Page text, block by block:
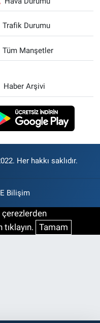
Trafik Durumu
Tüm Manşetler
Haber Arşivi
Her hakkı saklıdır.
Bilişim
Tamam